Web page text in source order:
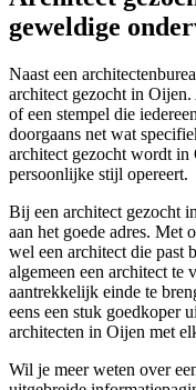
geweldige
Naast een
architect gezocht in
of een stempel die
doorgaans net wat
architect gezocht wordt in
persoonlijke stijl opereert.
Bij een architect gezocht
aan het goede adres. Met
wel een architect die past
algemeen een architect
aantrekkelijk einde te
eens een stuk goedkoper
architecten in Oijen met
Wil je meer weten over